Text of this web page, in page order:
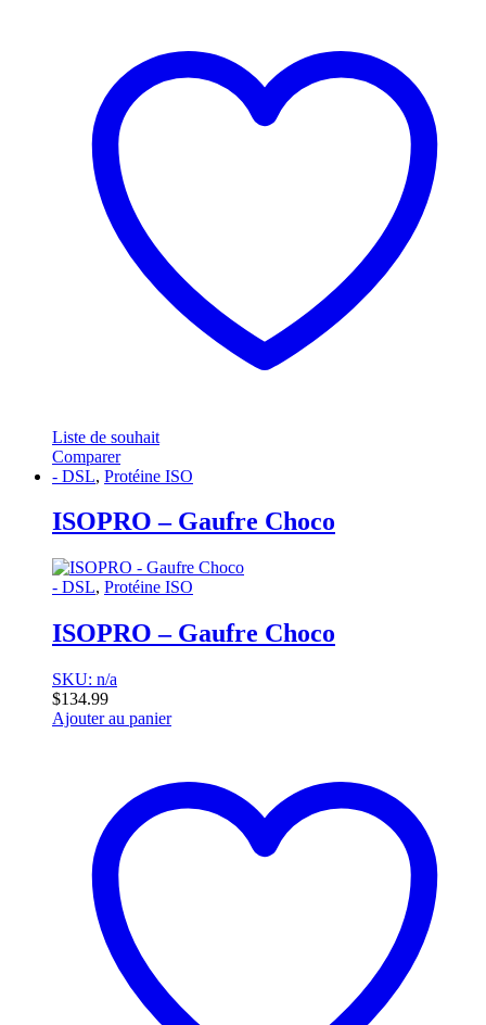
Liste de souhait
Comparer
- DSL, Protéine ISO
ISOPRO – Gaufre Choco
- DSL, Protéine ISO
ISOPRO – Gaufre Choco
SKU: n/a
$134.99
Ajouter au panier